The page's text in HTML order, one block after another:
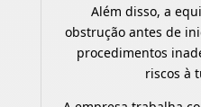
Além disso, a
obstrução antes de
procedimentos
riscos à